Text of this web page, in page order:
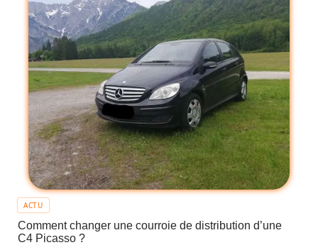
ACTU
Comment changer une courroie de distribution d’une
C4 Picasso ?